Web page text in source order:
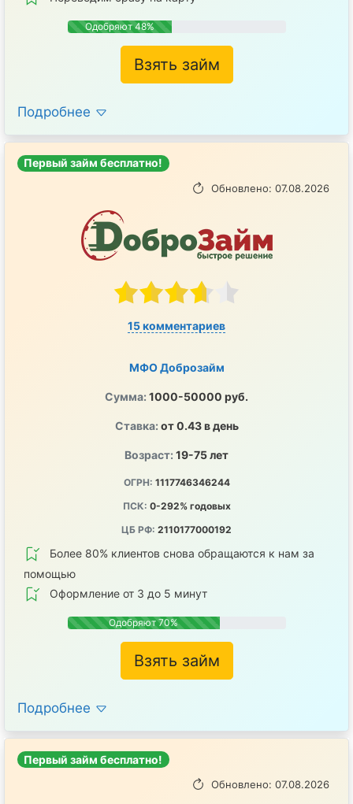
Одобряют 48%
Взять займ
Подробнее
Первый займ бесплатно!
Обновлено: 07.08.2026
15 комментариев
МФО Доброзайм
Сумма: 1000-50000 руб.
Ставка: от 0.43 в день
Возраст: 19-75 лет
ОГРН: 1117746346244
ПСК: 0-292% годовых
ЦБ РФ: 2110177000192
Более 80% клиентов снова обращаются к нам за
помощью
Оформление от 3 до 5 минут
Одобряют 70%
Взять займ
Подробнее
Первый займ бесплатно!
Обновлено: 07.08.2026